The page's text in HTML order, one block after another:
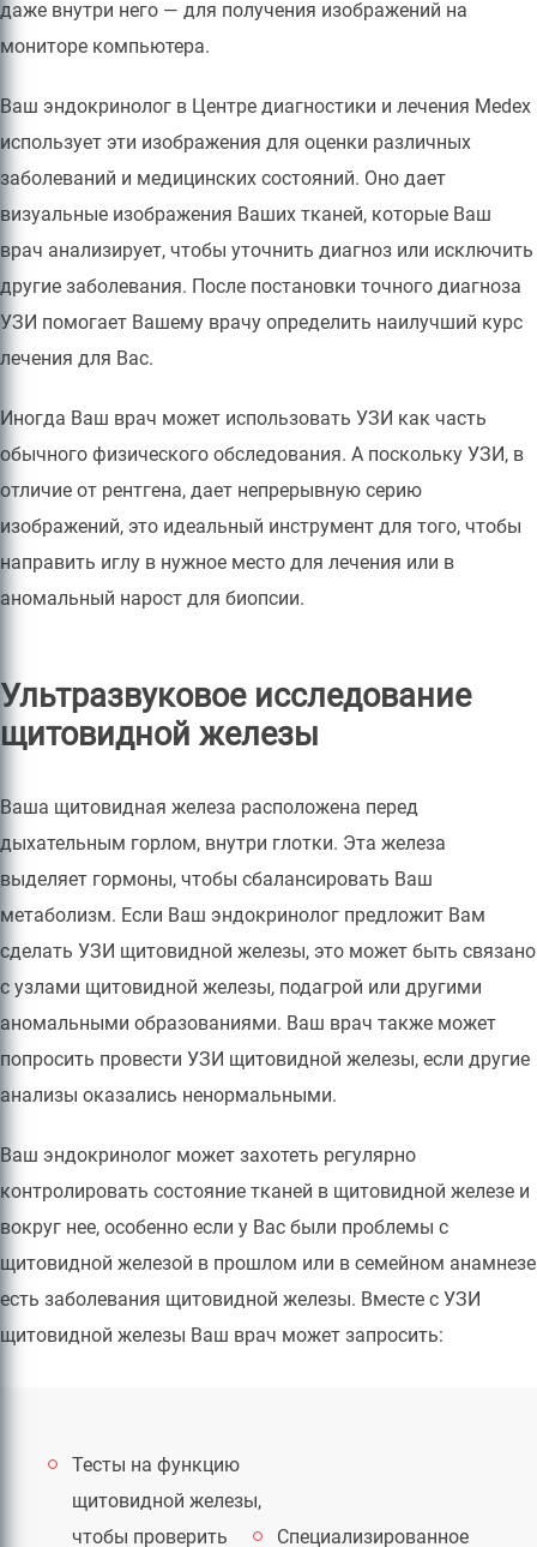
даже внутри него — для получения изображений на
мониторе компьютера.
Ваш эндокринолог в Центре диагностики и лечения Medex
использует эти изображения для оценки различных
заболеваний и медицинских состояний. Оно дает
визуальные изображения Ваших тканей, которые Ваш
врач анализирует, чтобы уточнить диагноз или исключить
другие заболевания. После постановки точного диагноза
УЗИ помогает Вашему врачу определить наилучший курс
лечения для Вас.
Иногда Ваш врач может использовать УЗИ как часть
обычного физического обследования. А поскольку УЗИ, в
отличие от рентгена, дает непрерывную серию
изображений, это идеальный инструмент для того, чтобы
направить иглу в нужное место для лечения или в
аномальный нарост для биопсии.
Ультразвуковое исследование
щитовидной железы
Ваша щитовидная железа расположена перед
дыхательным горлом, внутри глотки. Эта железа
выделяет гормоны, чтобы сбалансировать Ваш
метаболизм. Если Ваш эндокринолог предложит Вам
сделать УЗИ щитовидной железы, это может быть связано
с узлами щитовидной железы, подагрой или другими
аномальными образованиями. Ваш врач также может
попросить провести УЗИ щитовидной железы, если другие
анализы оказались ненормальными.
Ваш эндокринолог может захотеть регулярно
контролировать состояние тканей в щитовидной железе и
вокруг нее, особенно если у Вас были проблемы с
щитовидной железой в прошлом или в семейном анамнезе
есть заболевания щитовидной железы. Вместе с УЗИ
щитовидной железы Ваш врач может запросить:
Тесты на функцию
щитовидной железы,
чтобы проверить
Специализированное